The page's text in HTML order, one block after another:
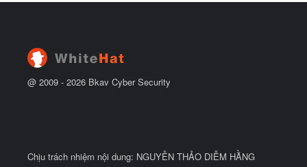
@ 2009 - 2026 Bkav Cyber Security
Chịu trách nhiệm nội dung: NGUYỄN THẢO DIỄM HẰNG